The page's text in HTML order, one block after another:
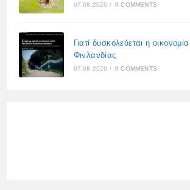
07.08.2026 / 0 COMMENTS
Γιατί δυσκολεύεται η
Φινλανδίας
07.08.2026 / 0 COMMENTS